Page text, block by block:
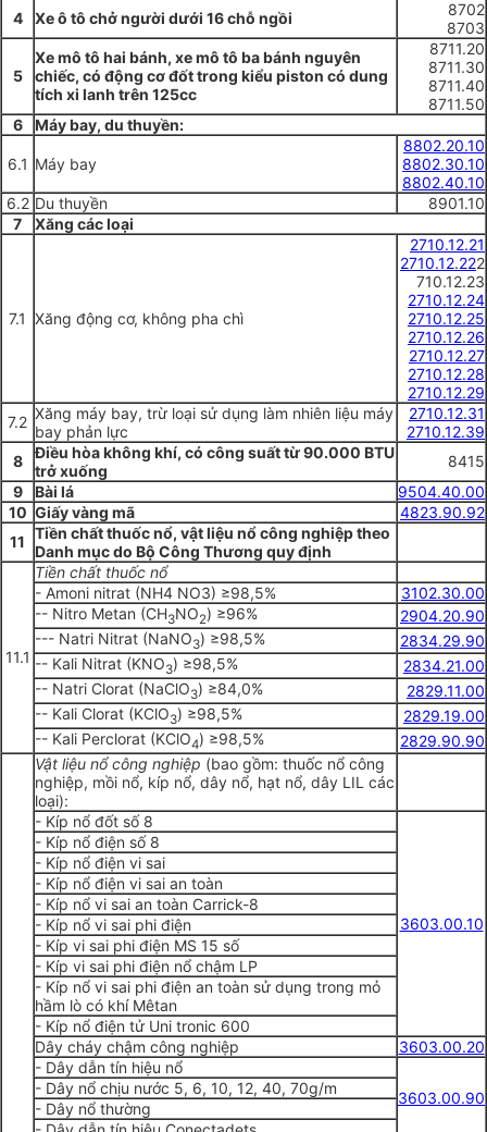
4
Xe ô tô chởngười dưới 16 chỗ ngồi
8702
8703
5
Xe mô tô hai bánh, xe mô tô ba bánh nguyên
chiếc, có động cơđốt trong kiểu piston có dung
tích xi lanh trên 125cc
8711.20
8711.30
8711.40
8711.50
6
Máy bay, du thuyền:
6.1 Máy bay
8802.20.10
8802.30.10
8802.40.10
6.2 Du thuyền
8901.10
7
Xăng các loại
7.1 Xăng động cơ, không pha chì
2710.12.21
2710.12.222
710.12.23
2710.12.24
2710.12.25
2710.12.26
2710.12.27
2710.12.28
2710.12.29
7.2 Xăng máy bay, trừ loại sử dụng làm nhiên liệu máy
bay phản lực
2710.12.31
2710.12.39
8
Điều hòakhông khí, có công suất từ 90.000 BTU
trở xuống
8415
9
Bài lá
9504.40.00
10 Giấyvàng mã
4823.90.92
11 Tiền chất thuốc nổ, vật liệu nổ công nghiệp theo
Danh mục do Bộ Công Thương quy định
11.1
Tiền chất thuốc nổ
- Amoni nitrat (NH4 NO3) ≥98,5%
3102.30.00
-- Nitro Metan (CH3NO2) ≥96%
2904.20.90
--- Natri Nitrat (NaNO3) ≥98,5%
2834.29.90
-- Kali Nitrat (KNO3) ≥98,5%
2834.21.00
-- Natri Clorat (NaClO3) ≥84,0%
2829.11.00
-- Kali Clorat (KClO3) ≥98,5%
2829.19.00
-- Kali Perclorat (KClO4) ≥98,5%
2829.90.90
Vật liệu nổ công nghiệp (bao gồm: thuốc nổ công
nghiệp, mồi nổ, kíp nổ, dây nổ, hạt nổ, dây LIL các
loại):
- Kíp nổ đốt số 8
3603.00.10
- Kíp nổ điện số 8
- Kíp nổ điện vi sai
- Kíp nổ điện vi sai an toàn
- Kíp nổ vi sai an toàn Carrick-8
- Kíp nổ vi sai phi điện
- Kíp vi sai phi điện MS 15 số
- Kíp vi sai phi điện nổ chậm LP
- Kíp nổ vi sai phi điện an toàn sử dụng trong mỏ
hầm lò có khí Mêtan
- Kíp nổ điện tử Uni tronic 600
Dây cháy chậm công nghiệp
3603.00.20
- Dây dẫn tín hiệu nổ
3603.00.90
- Dây nổ chịu nước 5, 6, 10, 12, 40, 70g/m
- Dây nổ thường